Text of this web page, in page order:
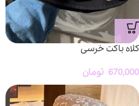
کلاه باکت خرسی
670,000 تومان